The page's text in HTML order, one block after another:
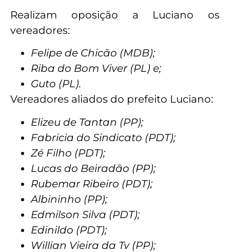
Realizam oposição a Luciano os
vereadores:
Felipe de Chicão (MDB);
Riba do Bom Viver (PL) e;
Guto (PL).
Vereadores aliados do prefeito Luciano:
Elizeu de Tantan (PP);
Fabricia do Sindicato (PDT);
Zé Filho (PDT);
Lucas do Beiradão (PP);
Rubemar Ribeiro (PDT);
Albininho (PP);
Edmilson Silva (PDT);
Edinildo (PDT);
Willian Vieira da Tv (PP);